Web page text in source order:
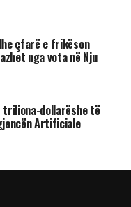
çfarë e frikëson
nga vota në Nju
triliona-dollarëshe të
Artificiale